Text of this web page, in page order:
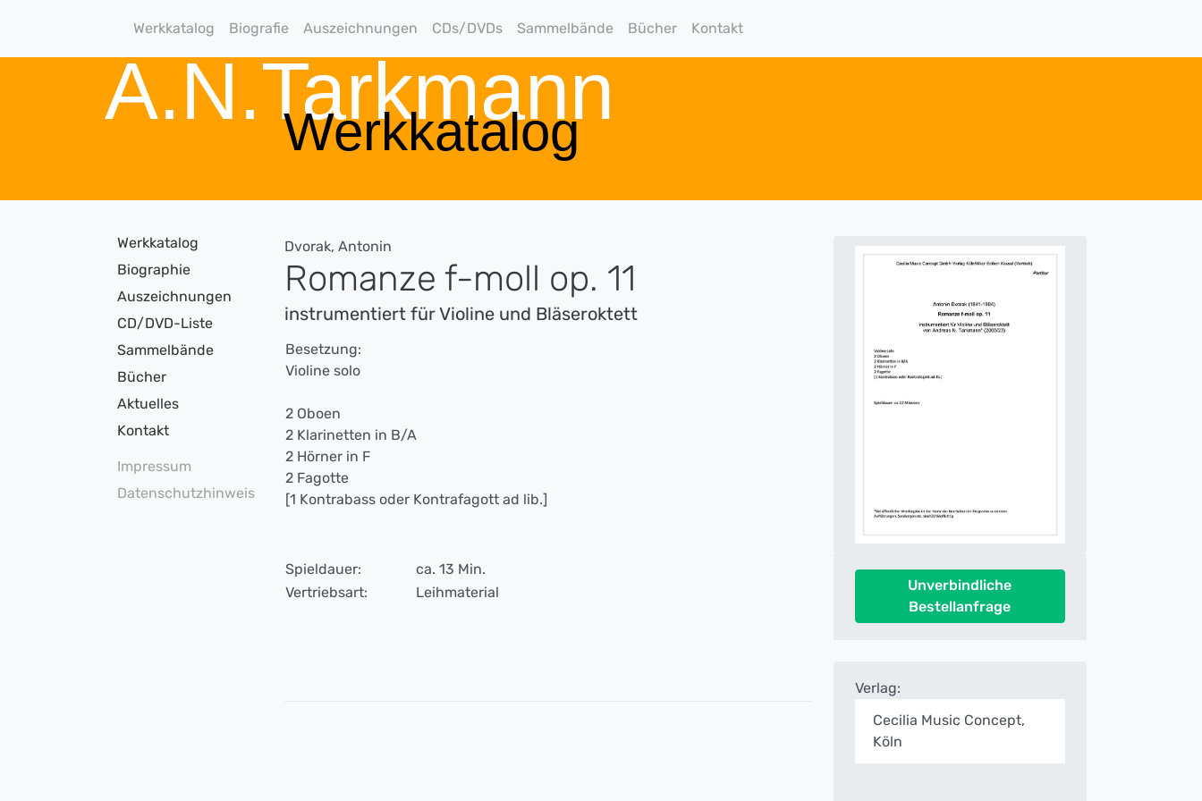
Werkkatalog Biografie Auszeichnungen CDs/DVDs Sammelbände Bücher Kontakt
A.N.Tarkmann
Werkkatalog
Werkkatalog
Biographie
Auszeichnungen
CD/DVD-Liste
Sammelbände
Bücher
Aktuelles
Kontakt
Impressum
Datenschutzhinweis
Dvorak, Antonin
Romanze f-moll op. 11
instrumentiert für Violine und Bläseroktett
Besetzung:
Violine solo
2 Oboen
2 Klarinetten in B/A
2 Hörner in F
2 Fagotte
[1 Kontrabass oder Kontrafagott ad lib.]
Spieldauer:
ca. 13 Min.
Vertriebsart:
Leihmaterial
Unverbindliche
Bestellanfrage
Verlag:
Cecilia Music Concept,
Köln